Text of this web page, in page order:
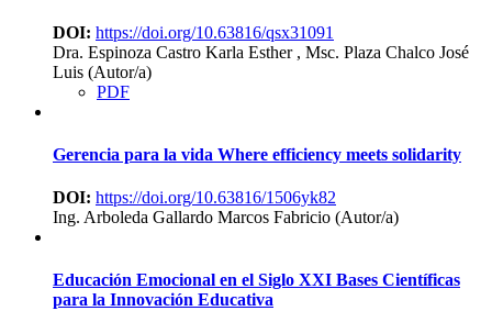
DOI: https://doi.org/10.63816/qsx31091
Dra. Espinoza Castro Karla Esther , Msc. Plaza Chalco José
Luis (Autor/a)
PDF
Gerencia para la vida Where efficiency meets solidarity
DOI: https://doi.org/10.63816/1506yk82
Ing. Arboleda Gallardo Marcos Fabricio (Autor/a)
Educación Emocional en el Siglo XXI Bases Científicas
para la Innovación Educativa